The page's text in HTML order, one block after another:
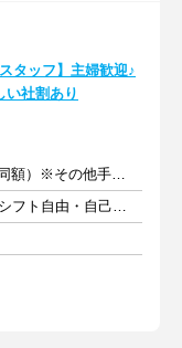
タッフ】主婦歓迎♪
い社割あり
時給1226円～（研修給も同額）※その他手当あり
週2日以上 1日4時間以上 シフト自由・自己申告